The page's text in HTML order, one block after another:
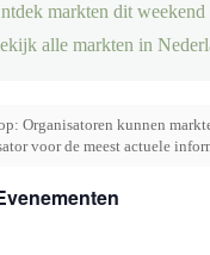
markten dit weekend
alle markten in
Organisatoren kunnen
voor de meest actuele